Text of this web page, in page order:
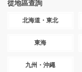
從地區查詢
北海道・東北
東海
九州・沖繩